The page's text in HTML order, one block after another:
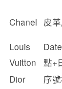
Chanel 皮
Louis
Vuitton
點+
Dior
序